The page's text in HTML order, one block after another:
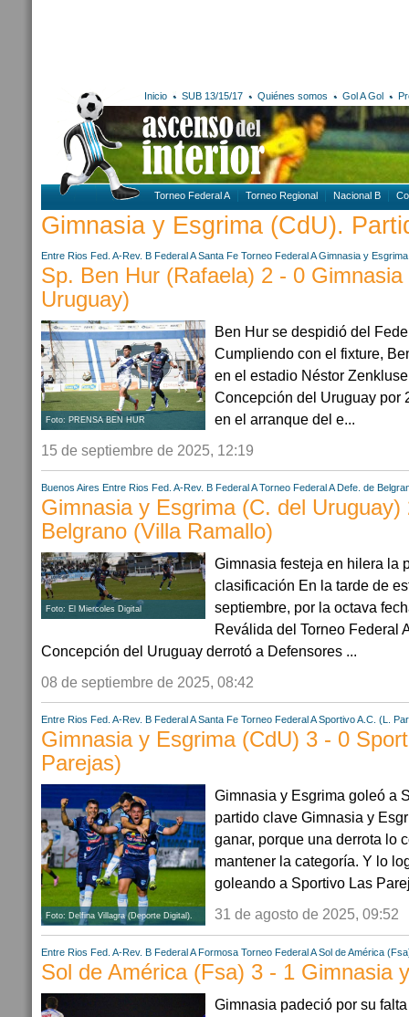
Inicio SUB 13/15/17 Quiénes somos Gol A Gol
Torneo Federal A Torneo Regional Nacional B
Gimnasia y Esgrima (CdU).
Entre Rios Fed. A-Rev. B Federal A Santa Fe Torneo Federal A Gimnasia y
Sp. Ben Hur (Rafaela) 2 - 0
Uruguay)
Foto: PRENSA BEN HUR
Ben Hur se despidió del
Cumpliendo con el fixture,
en el estadio Néstor
Concepción del Uruguay por
en el arranque del e...
15 de septiembre de 2025, 12:19
Buenos Aires Entre Rios Fed. A-Rev. B Federal A Torneo Federal A Defe. de
Gimnasia y Esgrima (C. del Uruguay)
Belgrano (Villa Ramallo)
Foto: El Miercoles Digital
Gimnasia festeja en hilera la
clasificación En la tarde de
septiembre, por la octava
Reválida del Torneo Federal
Concepción del Uruguay derrotó a Defensores ...
08 de septiembre de 2025, 08:42
Entre Rios Fed. A-Rev. B Federal A Santa Fe Torneo Federal A Sportivo A.C. (L.
Gimnasia y Esgrima (CdU) 3 - 0
Parejas)
Foto: Delfina Villagra (Deporte Digital).
Gimnasia y Esgrima goleó a
partido clave Gimnasia y
ganar, porque una derrota lo
mantener la categoría. Y lo
goleando a Sportivo Las
31 de agosto de 2025, 09:52
Entre Rios Fed. A-Rev. B Federal A Formosa Torneo Federal A Sol de América
Sol de América (Fsa) 3 - 1 Gimnasia
Gimnasia padeció por su